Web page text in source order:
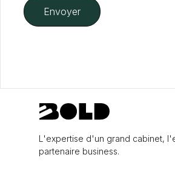
L'expertise d'un grand cabinet,
partenaire business.